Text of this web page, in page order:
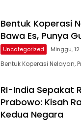
Bentuk Koperasi
Bawa Es, Punya
Uncategorized Minggu,
Bentuk Koperasi Nelayan,
RI-India Sepakat
Prabowo: Kisah
Kedua Negara